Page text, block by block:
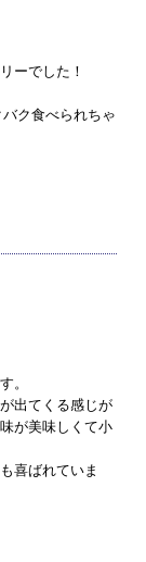
ーでした！
ク食べられちゃ
。
出てくる感じが
が美味しくて小
喜ばれていま